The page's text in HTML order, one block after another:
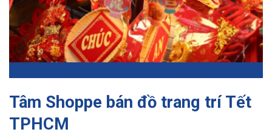
Tâm Shoppe bán đồ trang trí Tết
TPHCM